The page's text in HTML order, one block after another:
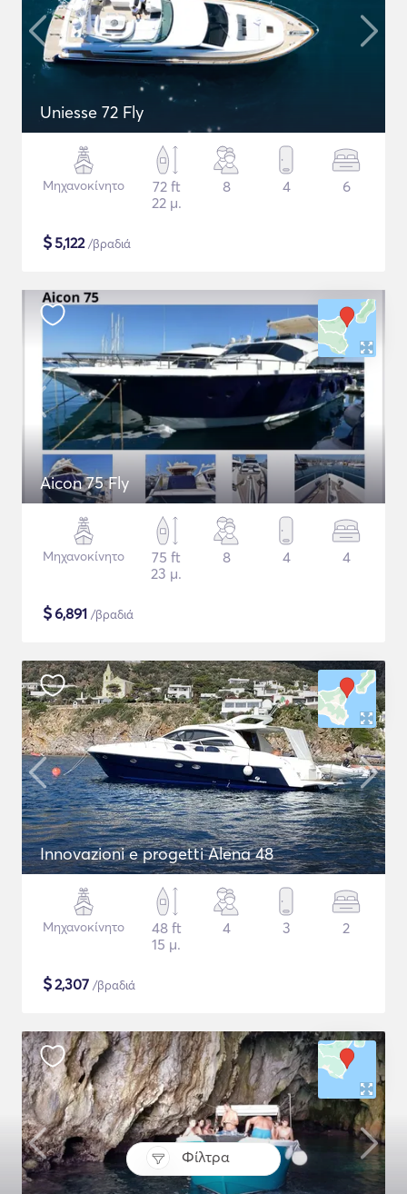
Φίλτρα
Uniesse 72 Fly
Μηχανοκίνητο
72 ft
22 μ.
8 4 6
$5,122/βραδιά
Aicon 75 Fly
Μηχανοκίνητο
75 ft
23 μ.
8 4 4
$6,891 /βραδιά
Innovazioni e progetti Alena 48
Μηχανοκίνητο
48 ft
15 μ.
4 3 2
$2,307 /βραδιά